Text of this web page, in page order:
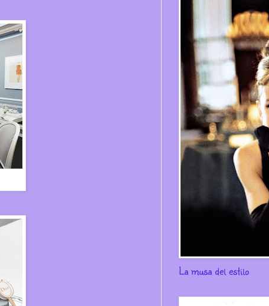
La musa del estilo